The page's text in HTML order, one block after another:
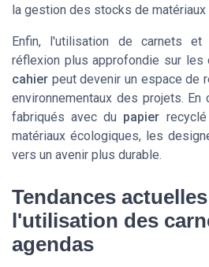
la gestion des stocks de matériaux
Enfin, l'utilisation de carnets et
réflexion plus approfondie sur les
cahier peut devenir un espace de
environnementaux des projets.
fabriqués avec du papier
matériaux écologiques, les
vers un avenir plus durable.
Tendances
l'utilisation des
agendas